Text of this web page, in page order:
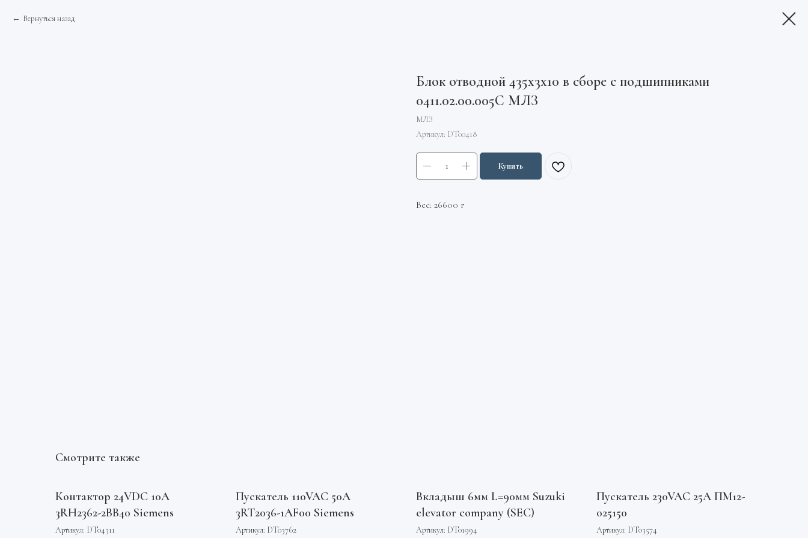
Вернуться назад
Блок отводной 435х3х10 в сборе с подшипниками
0411.02.00.005С МЛЗ
МЛЗ
Артикул: DT00418
Купить
Вес: 26600 г
Смотрите также
Контактор 24VDC 10А
3RH2362-2BB40 Siemens
Артикул: DT04311
Пускатель 110VAC 50А
3RT2036-1AF00 Siemens
Артикул: DT03762
Вкладыш 6мм L=90мм Suzuki
elevator company (SEC)
Артикул: DT01994
Пускатель 230VAC 25А ПМ12-
025150
Артикул: DT03574